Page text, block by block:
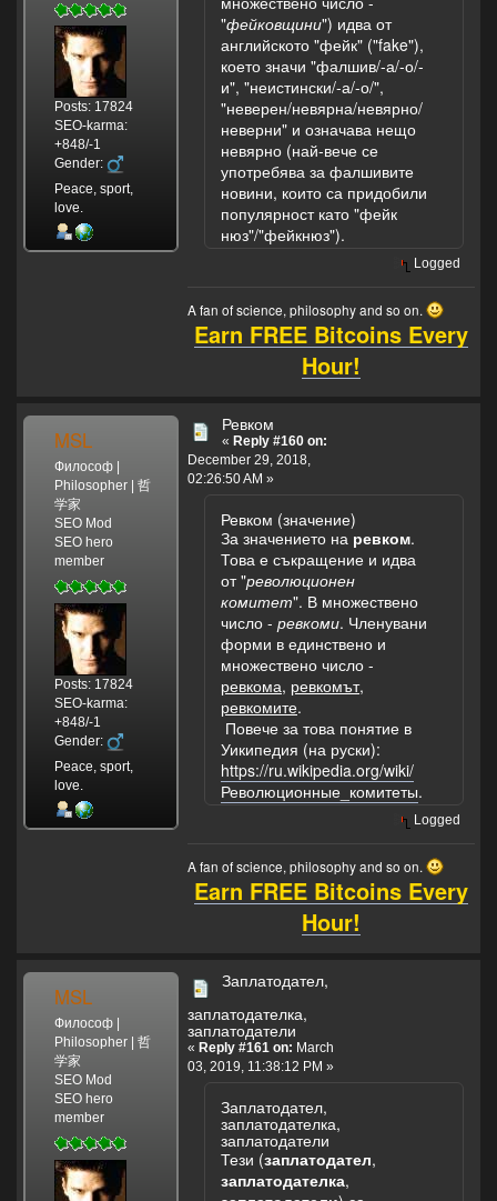
Posts: 17824
SEO-karma:
+848/-1
Gender:
Peace, sport,
love.
"фейковщини") идва от
английското "фейк" ("fake"),
което значи "фалшив/-а/-о/-
и", "неистински/-а/-о/",
"неверен/невярна/невярно/
неверни" и означава нещо
невярно (най-вече се
употребява за фалшивите
новини, които са придобили
популярност като "фейк
нюз"/"фейкнюз").
Logged
A fan of science, philosophy and so on.
Earn FREE Bitcoins Every
Hour!
MSL
Философ |
Philosopher | 哲
学家
SEO Mod
SEO hero
member
Posts: 17824
SEO-karma:
+848/-1
Gender:
Peace, sport,
love.
Ревком
« Reply #160 on:
December 29, 2018,
02:26:50 AM »
Ревком (значение)
За значението на ревком.
Това е съкращение и идва
от "революционен
комитет". В множествено
число - ревкоми. Членувани
форми в единствено и
множествено число -
ревкома, ревкомът,
ревкомите.
Повече за това понятие в
Уикипедия (на руски):
https://ru.wikipedia.org/wiki/
Революционные_комитеты.
Logged
A fan of science, philosophy and so on.
Earn FREE Bitcoins Every
Hour!
MSL
Философ |
Philosopher | 哲
学家
SEO Mod
SEO hero
member
Заплатодател,
заплатодателка,
заплатодатели
« Reply #161 on: March
03, 2019, 11:38:12 PM »
Заплатодател,
заплатодателка,
заплатодатели
Тези (заплатодател,
заплатодателка,